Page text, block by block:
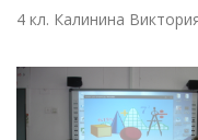
4 кл. Калинина